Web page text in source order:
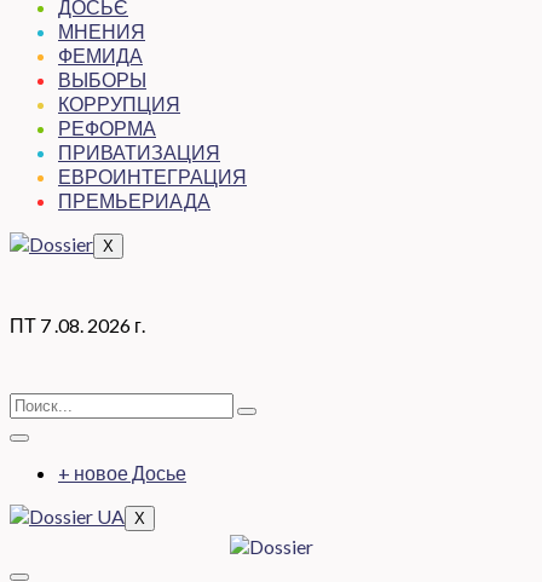
ДОСЬЄ
МНЕНИЯ
ФЕМИДА
ВЫБОРЫ
КОРРУПЦИЯ
РЕФОРМА
ПРИВАТИЗАЦИЯ
ЕВРОИНТЕГРАЦИЯ
ПРЕМЬЕРИАДА
X
ПТ 7 .08. 2026 г.
+ новое Досье
X